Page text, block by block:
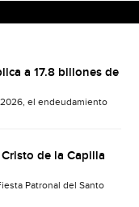
a 17.8 billones de
el endeudamiento
de la Capilla
Patronal del Santo